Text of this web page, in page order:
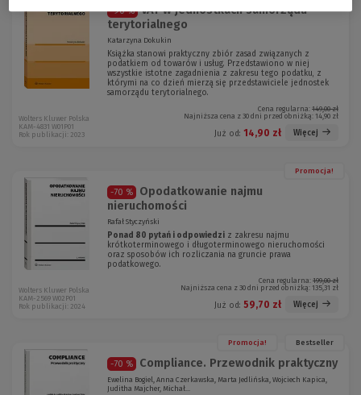
-90 % VAT w jednostkach samorządu
terytorialnego
Katarzyna Dokukin
Książka stanowi praktyczny zbiór zasad związanych z
podatkiem od towarów i usług. Przedstawiono w niej
wszystkie istotne zagadnienia z zakresu tego podatku, z
którymi na co dzień mierzą się przedstawiciele jednostek
samorządu terytorialnego.
Cena regularna: 149,00 zł
Najniższa cena z 30 dni przed obniżką: 14,90 zł
Już od: 14,90 zł Więcej
Wolters Kluwer Polska
KAM-4831 W01P01
Rok publikacji: 2023
Promocja!
-70 %
Opodatkowanie najmu
nieruchomości
Rafał Styczyński
Ponad 80 pytań i odpowiedzi z zakresu najmu
krótkoterminowego i długoterminowego nieruchomości
oraz sposobów ich rozliczania na gruncie prawa
podatkowego.
Cena regularna: 199,00 zł
Najniższa cena z 30 dni przed obniżką: 135,31 zł
Już od: 59,70 zł Więcej
Wolters Kluwer Polska
KAM-2569 W02P01
Rok publikacji: 2024
Promocja! Bestseller
-70 % Compliance. Przewodnik praktyczny
Ewelina Bogiel, Anna Czerkawska, Marta Jedlińska, Wojciech Kapica,
Juditha Majcher, Michał...